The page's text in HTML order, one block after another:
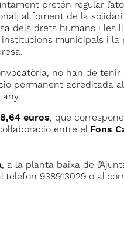
pretén regular
al foment de la
dels drets humans i les
municipals i
no han de tenir
permanent acreditada
euros, que
entre el Fons
, a la planta baixa de
938913029 o al